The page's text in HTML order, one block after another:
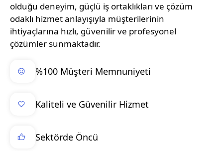
olduğu deneyim, güçlü iş ortaklıkları ve çözüm
odaklı hizmet anlayışıyla müşterilerinin
ihtiyaçlarına hızlı, güvenilir ve profesyonel
çözümler sunmaktadır.
%100 Müşteri Memnuniyeti
Kaliteli ve Güvenilir Hizmet
Sektörde Öncü